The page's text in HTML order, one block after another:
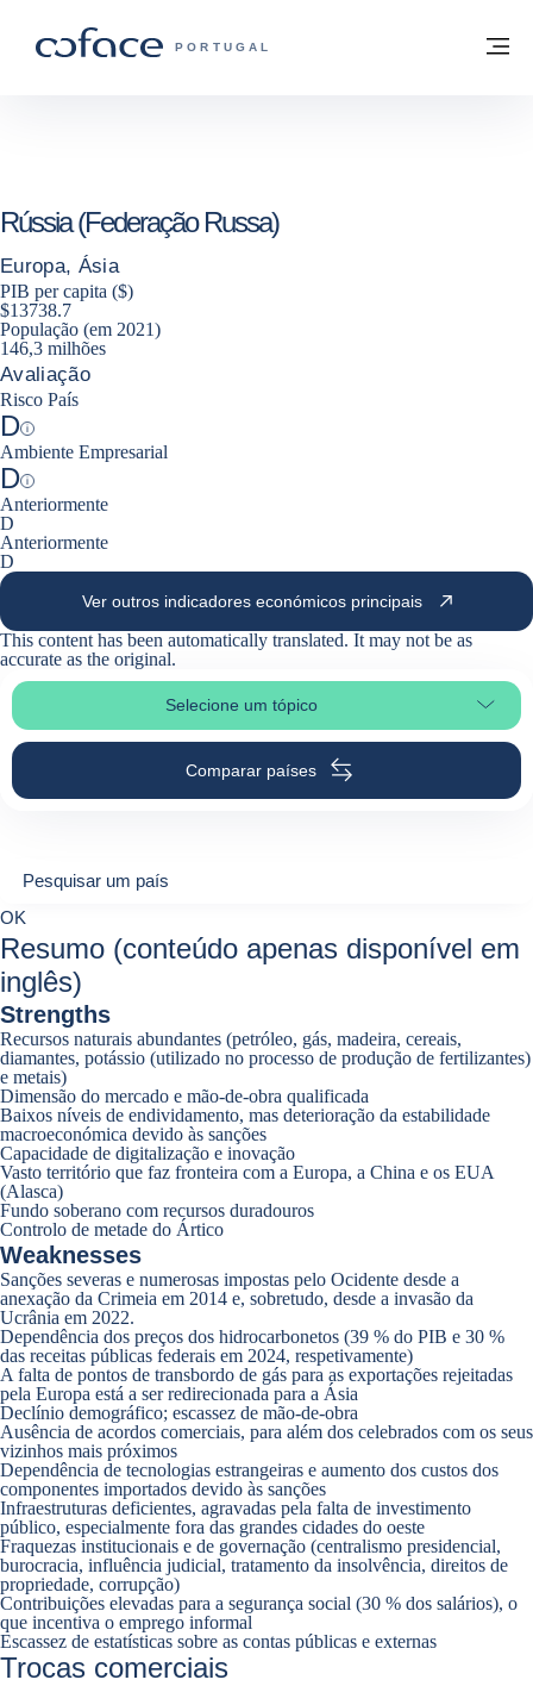
COFACE FOR TRADE - HOMEPAGE DO
PORTUGAL
Voltar à página principal
Rússia (Federação Russa)
Europa, Ásia
PIB per capita ($)
$13738.7
População (em 2021)
146,3 milhões
Avaliação
Risco País
D
Help
Ambiente Empresarial
D
Help
Anteriormente
D
Anteriormente
D
Ver outros indicadores económicos principais
This content has been automatically translated. It may not be as
accurate as the original.
Selecione um tópicoSelecionar a secção da página
Comparar países
Pesquisar um país
0suggestions
Pesquisar um país
OK
Resumo (conteúdo apenas disponível em
inglês)
Strengths
Recursos naturais abundantes (petróleo, gás, madeira, cereais,
diamantes, potássio (utilizado no processo de produção de fertilizantes)
e metais)
Dimensão do mercado e mão-de-obra qualificada
Baixos níveis de endividamento, mas deterioração da estabilidade
macroeconómica devido às sanções
Capacidade de digitalização e inovação
Vasto território que faz fronteira com a Europa, a China e os EUA
(Alasca)
Fundo soberano com recursos duradouros
Controlo de metade do Ártico
Weaknesses
Sanções severas e numerosas impostas pelo Ocidente desde a
anexação da Crimeia em 2014 e, sobretudo, desde a invasão da
Ucrânia em 2022.
Dependência dos preços dos hidrocarbonetos (39 % do PIB e 30 %
das receitas públicas federais em 2024, respetivamente)
A falta de pontos de transbordo de gás para as exportações rejeitadas
pela Europa está a ser redirecionada para a Ásia
Declínio demográfico; escassez de mão-de-obra
Ausência de acordos comerciais, para além dos celebrados com os seus
vizinhos mais próximos
Dependência de tecnologias estrangeiras e aumento dos custos dos
componentes importados devido às sanções
Infraestruturas deficientes, agravadas pela falta de investimento
público, especialmente fora das grandes cidades do oeste
Fraquezas institucionais e de governação (centralismo presidencial,
burocracia, influência judicial, tratamento da insolvência, direitos de
propriedade, corrupção)
Contribuições elevadas para a segurança social (30 % dos salários), o
que incentiva o emprego informal
Escassez de estatísticas sobre as contas públicas e externas
Trocas comerciais